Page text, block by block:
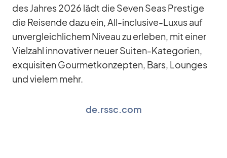
des Jah­res 2026 lädt die Se­ven Seas Pres­tige
die Rei­sende dazu ein, All-in­clu­sive-Lu­xus auf
un­ver­gleich­li­chem Ni­veau zu er­le­ben, mit ei­ner
Viel­zahl in­no­va­ti­ver neuer Sui­ten-Ka­te­go­rien,
ex­qui­si­ten Gour­met­kon­zep­ten, Bars, Loun­ges
und vie­lem mehr.
de.rssc.com